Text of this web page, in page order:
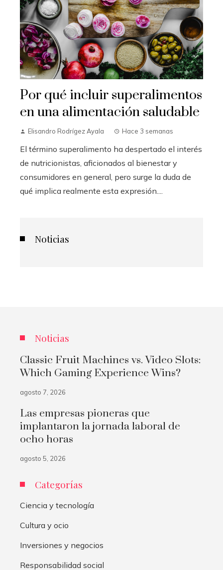
Por qué incluir superalimentos
en una alimentación saludable
Elisandro Rodrígez Ayala Hace 3 semanas
El término superalimento ha despertado el interés
de nutricionistas, aficionados al bienestar y
consumidores en general, pero surge la duda de
qué implica realmente esta expresión....
Noticias
Noticias
Classic Fruit Machines vs. Video Slots:
Which Gaming Experience Wins?
agosto 7, 2026
Las empresas pioneras que
implantaron la jornada laboral de
ocho horas
agosto 5, 2026
Categorías
Ciencia y tecnología
Cultura y ocio
Inversiones y negocios
Responsabilidad social